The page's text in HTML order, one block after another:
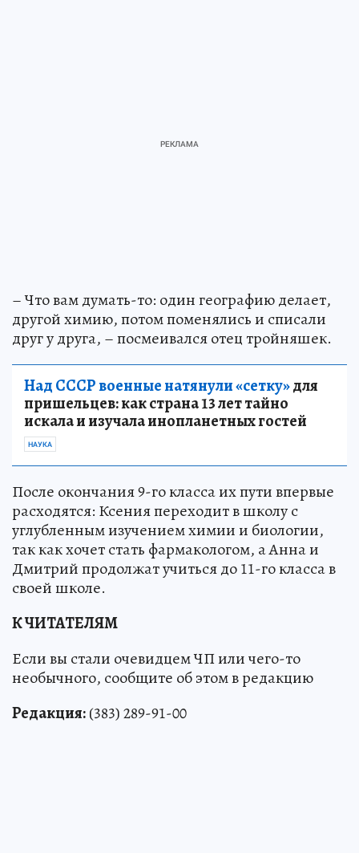
– Что вам думать-то: один географию делает,
другой химию, потом поменялись и списали
друг у друга, – посмеивался отец тройняшек.
Над СССР военные натянули «сетку»для
пришельцев: как страна 13 лет тайно
искала и изучала инопланетных гостей
НАУКА
После окончания 9-го класса их пути впервые
расходятся: Ксения переходит в школу с
углубленным изучением химии и биологии,
так как хочет стать фармакологом, а Анна и
Дмитрий продолжат учиться до 11-го класса в
своей школе.
К ЧИТАТЕЛЯМ
Если вы стали очевидцем ЧП или чего-то
необычного, сообщите об этом в редакцию
Редакция:(383) 289-91-00